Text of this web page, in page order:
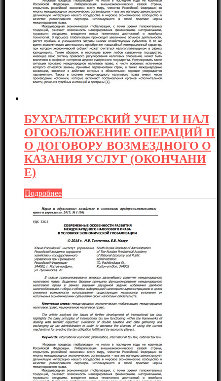
БУХГАЛТЕРСКИЙ УЧЕТ И НАЛ
ОГООБЛОЖЕНИЕ ОПЕРАЦИЙ П
О ДОГОВОРУ ВОЗМЕЗДНОГО О
КАЗАНИЯ УСЛУГ (ОКОНЧАНИ
Е)
Подробнее